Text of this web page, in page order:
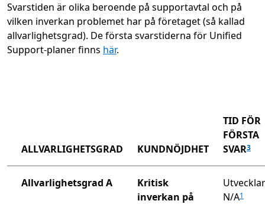
Svarstiden är olika beroende på supportavtal och på
vilken inverkan problemet har på företaget (så kallad
allvarlighetsgrad). De första svarstiderna för Unified
Support-planer finns här.
ALLVARLIGHETSGRAD KUNDNÖJDHET
TID FÖR
FÖRSTA
SVAR3
Allvarlighetsgrad A
Kritisk
inverkan på
N/A1